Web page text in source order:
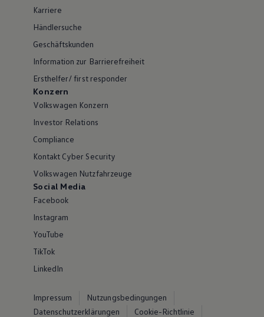
Karriere
Händlersuche
Geschäftskunden
Information zur Barrierefreiheit
Ersthelfer/ first responder
Konzern
Volkswagen Konzern
Investor Relations
Compliance
Kontakt Cyber Security
Volkswagen Nutzfahrzeuge
Social Media
Facebook
Instagram
YouTube
TikTok
LinkedIn
Impressum
Nutzungsbedingungen
Datenschutzerklärungen
Cookie-Richtlinie